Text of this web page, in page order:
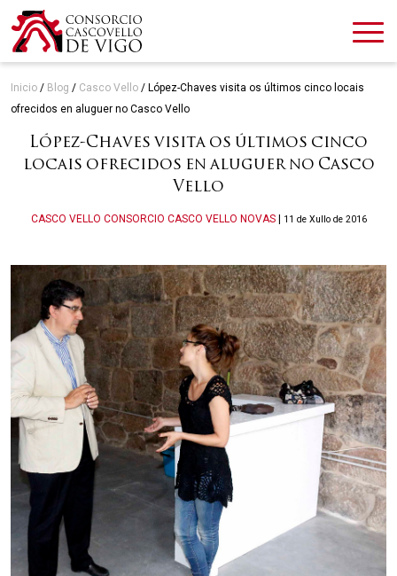
Inicio / Blog / Casco Vello / López-Chaves visita os últimos cinco locais
ofrecidos en aluguer no Casco Vello
López-Chaves visita os últimos cinco
locais ofrecidos en aluguer no Casco
Vello
Categories
CASCO VELLO CONSORCIO CASCO VELLO NOVAS 11 de Xullo de 2016